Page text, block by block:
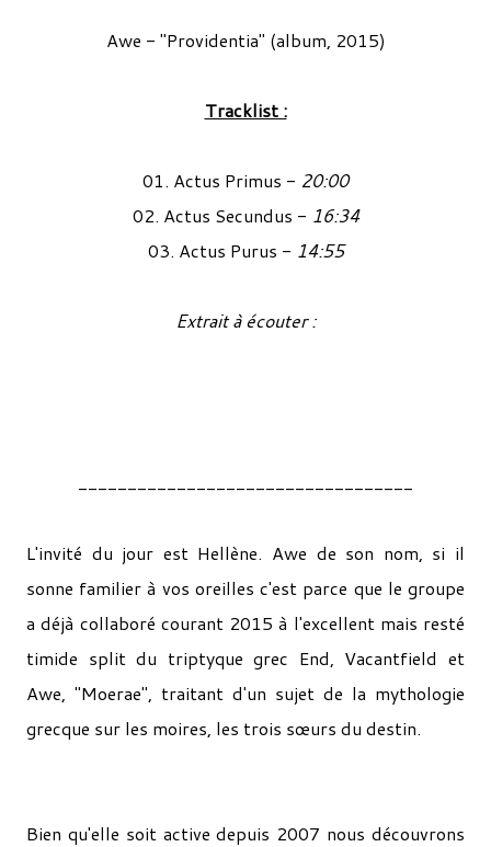
Awe - "Providentia" (album, 2015)
Tracklist :
01. Actus Primus - 20:00
02. Actus Secundus - 16:34
03. Actus Purus - 14:55
Extrait à écouter :
__________________________________
L'invité du jour est Hellène. Awe de son nom, si il
sonne familier à vos oreilles c'est parce que le groupe
a déjà collaboré courant 2015 à l'excellent mais resté
timide split du triptyque grec End, Vacantfield et
Awe, "Moerae", traitant d'un sujet de la mythologie
grecque sur les moires, les trois sœurs du destin.
Bien qu'elle soit active depuis 2007 nous découvrons